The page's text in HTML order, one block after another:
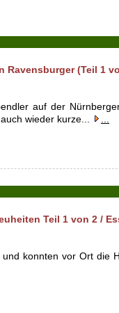
(Teil 1
auf der
wieder kurze...
Teil 1 von 2 /
konnten vor Ort die